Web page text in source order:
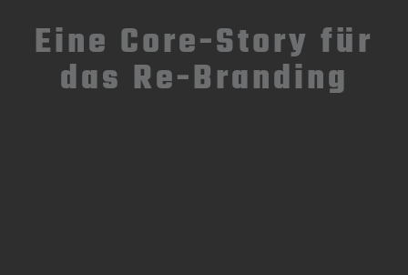
Eine Core-Story für
das Re-Branding